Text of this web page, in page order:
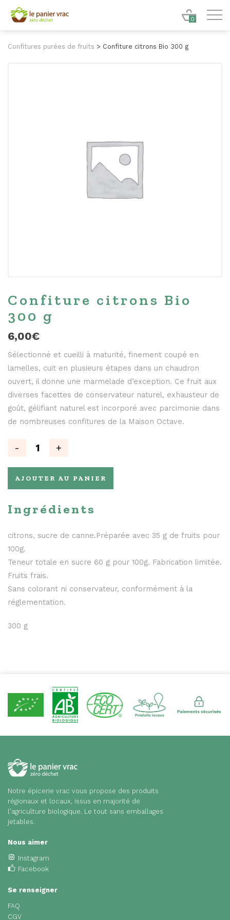
0
Confitures purées de fruits > Confiture citrons Bio 300 g
Confiture citrons Bio
300 g
6,00€
Sélectionné et cueilli à maturité, finement coupé en
lamelles, cuit en plusieurs étapes dans un chaudron
ouvert, il donne une marmelade d’exception. Ce fruit aux
diverses facettes de conservateur naturel, exhausteur de
goût, gélifiant naturel est incorporé avec parcimonie dans
de nombreuses confitures de la Maison Octave.
AJOUTER AU PANIER
Ingrédients
citrons, sucre de canne.Préparée avec 35 g de fruits pour
100g.
Teneur totale en sucre 60 g pour 100g. Fabrication limitée.
Fruits frais.
Sans colorant ni conservateur, conformément à la
réglementation.
300 g
Notre épicerie vrac vous propose des produits
régionaux et locaux, issus en majorité de
l'agriculture biologique. Le tout sans emballages
jetables.
Nous aimer
Instagram
Facebook
Se renseigner
FAQ
CGV